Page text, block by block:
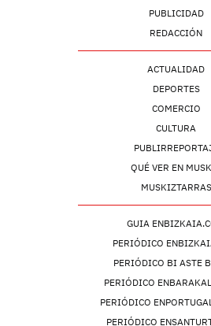
PUBLICIDAD
REDACCIÓN
ACTUALIDAD
DEPORTES
COMERCIO
CULTURA
QUÉ VER EN
MUSKIZTARRAS
GUIA
PERIÓDICO
PERIÓDICO BI ASTE
PERIÓDICO
PERIÓDICO
PERIÓDICO